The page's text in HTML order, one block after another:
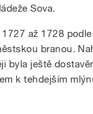
Sova.
až 1728
branou.
byla ještě
k tehdejším